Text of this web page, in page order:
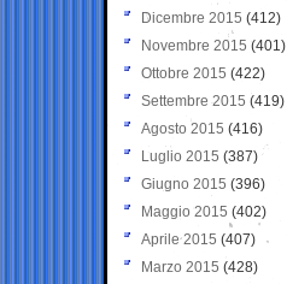
Dicembre 2015 (412)
Novembre 2015 (401)
Ottobre 2015 (422)
Settembre 2015 (419)
Agosto 2015 (416)
Luglio 2015 (387)
Giugno 2015 (396)
Maggio 2015 (402)
Aprile 2015 (407)
Marzo 2015 (428)